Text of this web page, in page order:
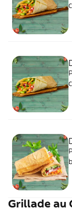
Grillade au